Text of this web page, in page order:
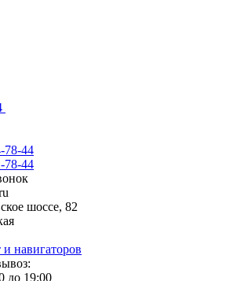
78-44
78-44
шоссе, 82
навигаторов
до 19:00